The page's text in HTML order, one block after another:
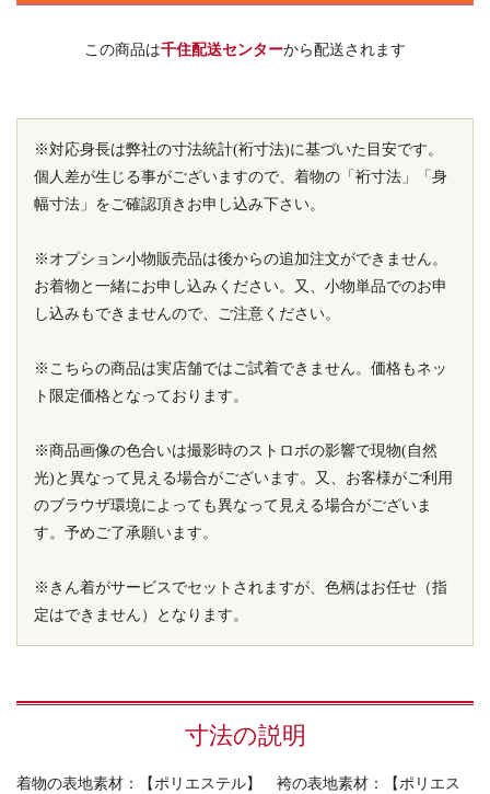
この商品は千住配送センターから配送されます
※対応身長は弊社の寸法統計(裄寸法)に基づいた目安です。
個人差が生じる事がございますので、着物の「裄寸法」「身
幅寸法」をご確認頂きお申し込み下さい。
※オプション小物販売品は後からの追加注文ができません。
お着物と一緒にお申し込みください。又、小物単品でのお申
し込みもできませんので、ご注意ください。
※こちらの商品は実店舗ではご試着できません。価格もネッ
ト限定価格となっております。
※商品画像の色合いは撮影時のストロボの影響で現物(自然
光)と異なって見える場合がございます。又、お客様がご利用
のブラウザ環境によっても異なって見える場合がございま
す。予めご了承願います。
※きん着がサービスでセットされますが、色柄はお任せ（指
定はできません）となります。
寸法の説明
着物の表地素材：【ポリエステル】 袴の表地素材：【ポリエス